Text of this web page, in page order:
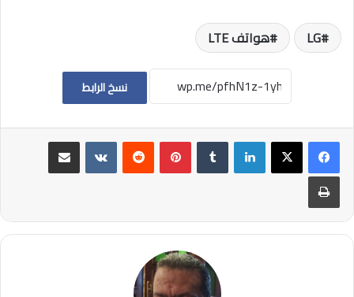
LG هواتف LTE
نسخ الرابط
لينكدإن بينتيريست
مشاركة عبر البريد
طباعة